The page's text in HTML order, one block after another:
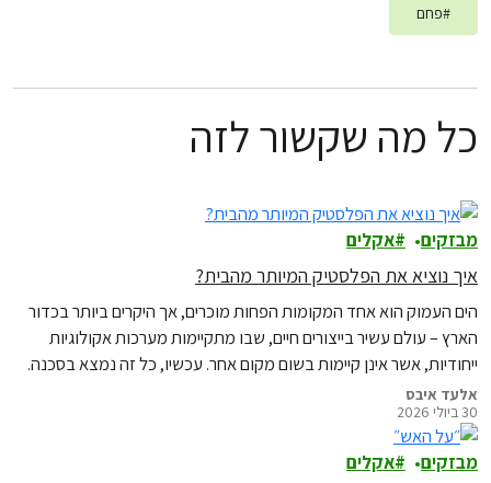
#פחם
כל מה שקשור לזה
מבזקים אקלים
איך נוציא את הפלסטיק המיותר מהבית?
הים העמוק הוא אחד המקומות הפחות מוכרים, אך היקרים ביותר בכדור
הארץ – עולם עשיר בייצורים חיים, שבו מתקיימות מערכות אקולוגיות
ייחודיות, אשר אינן קיימות בשום מקום אחר. עכשיו, כל זה נמצא בסכנה.
אלעד איבס
30 ביולי 2026
מבזקים אקלים